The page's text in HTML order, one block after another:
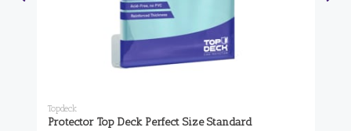
Topdeck
Protector Top Deck Perfect Size Standard